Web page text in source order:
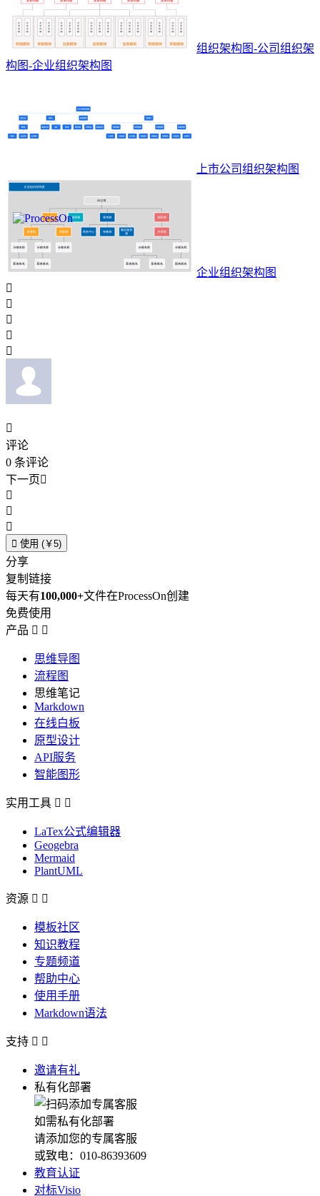
组织架构图-公司组织架
构图-企业组织架构图
上市公司组织架构图
企业组织架构图






评论
0 条评论
下一页



 使用 (￥5)
分享
复制链接
每天有100,000+文件在ProcessOn创建
免费使用
产品  
思维导图
流程图
思维笔记
Markdown
在线白板
原型设计
API服务
智能图形
实用工具  
LaTex公式编辑器
Geogebra
Mermaid
PlantUML
资源  
模板社区
知识教程
专题频道
帮助中心
使用手册
Markdown语法
支持  
邀请有礼
私有化部署
如需私有化部署
请添加您的专属客服
或致电：010-86393609
教育认证
对标Visio